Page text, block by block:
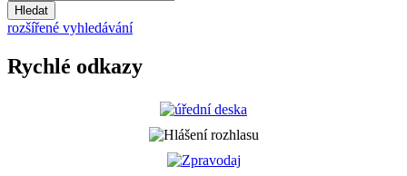
Hledat
rozšířené vyhledávání
Rychlé odkazy